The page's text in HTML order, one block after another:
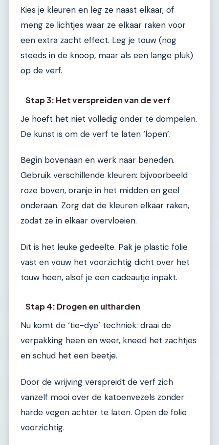
Kies je kleuren en leg ze naast elkaar, of
meng ze lichtjes waar ze elkaar raken voor
een extra zacht effect. Leg je touw (nog
steeds in de knoop, maar als een lange pluk)
op de verf.
Stap 3: Het verspreiden van de verf
Je hoeft het niet volledig onder te dompelen.
De kunst is om de verf te laten ‘lopen’.
Begin bovenaan en werk naar beneden.
Gebruik verschillende kleuren: bijvoorbeeld
roze boven, oranje in het midden en geel
onderaan. Zorg dat de kleuren elkaar raken,
zodat ze in elkaar overvloeien.
Dit is het leuke gedeelte. Pak je plastic folie
vast en vouw het voorzichtig dicht over het
touw heen, alsof je een cadeautje inpakt.
Stap 4: Drogen en uitharden
Nu komt de ‘tie-dye’ techniek: draai de
verpakking heen en weer, kneed het zachtjes
en schud het een beetje.
Door de wrijving verspreidt de verf zich
vanzelf mooi over de katoenvezels zonder
harde vegen achter te laten. Open de folie
voorzichtig.